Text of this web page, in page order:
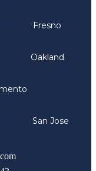
Fresno
Oakland
San Jose